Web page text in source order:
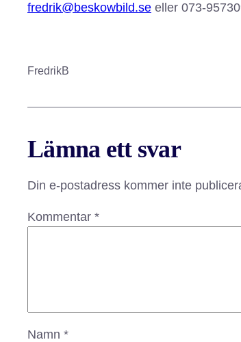
fredrik@beskowbild.se eller 073-
FredrikB
Lämna ett svar
Din e-postadress kommer inte
Kommentar *
Namn *